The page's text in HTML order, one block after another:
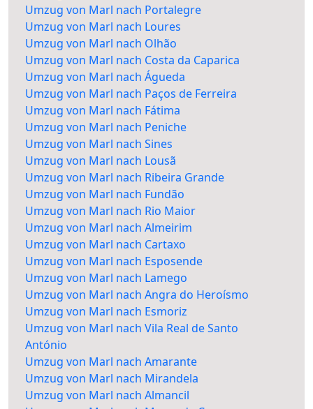
Umzug von Marl nach Portalegre
Umzug von Marl nach Loures
Umzug von Marl nach Olhão
Umzug von Marl nach Costa da Caparica
Umzug von Marl nach Águeda
Umzug von Marl nach Paços de Ferreira
Umzug von Marl nach Fátima
Umzug von Marl nach Peniche
Umzug von Marl nach Sines
Umzug von Marl nach Lousã
Umzug von Marl nach Ribeira Grande
Umzug von Marl nach Fundão
Umzug von Marl nach Rio Maior
Umzug von Marl nach Almeirim
Umzug von Marl nach Cartaxo
Umzug von Marl nach Esposende
Umzug von Marl nach Lamego
Umzug von Marl nach Angra do Heroísmo
Umzug von Marl nach Esmoriz
Umzug von Marl nach Vila Real de Santo
António
Umzug von Marl nach Amarante
Umzug von Marl nach Mirandela
Umzug von Marl nach Almancil